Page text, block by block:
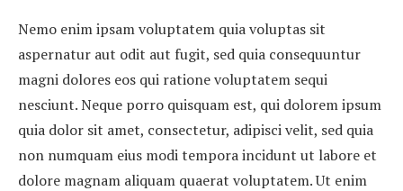
Nemo enim ipsam voluptatem quia voluptas sit
aspernatur aut odit aut fugit, sed quia consequuntur
magni dolores eos qui ratione voluptatem sequi
nesciunt. Neque porro quisquam est, qui dolorem ipsum
quia dolor sit amet, consectetur, adipisci velit, sed quia
non numquam eius modi tempora incidunt ut labore et
dolore magnam aliquam quaerat voluptatem. Ut enim